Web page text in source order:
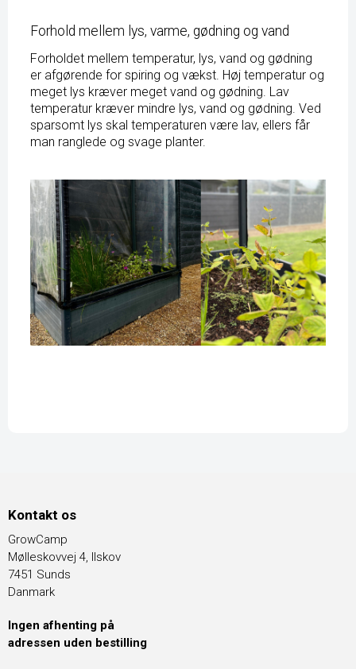
Forhold mellem lys, varme, gødning og vand
Forholdet mellem temperatur, lys, vand og gødning
er afgørende for spiring og vækst. Høj temperatur og
meget lys kræver meget vand og gødning. Lav
temperatur kræver mindre lys, vand og gødning. Ved
sparsomt lys skal temperaturen være lav, ellers får
man ranglede og svage planter.
Kontakt os
GrowCamp
Mølleskovvej 4, Ilskov
7451 Sunds
Danmark
Ingen afhenting på
adressen uden bestilling